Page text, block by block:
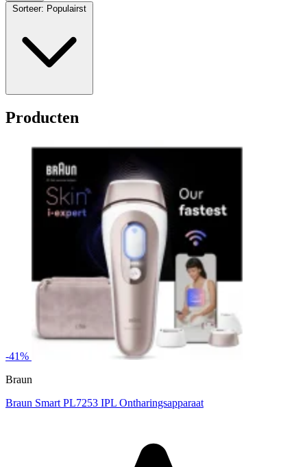
Sorteer: Populairst
Producten
-41%
Braun
Braun Smart PL7253 IPL Ontharingsapparaat